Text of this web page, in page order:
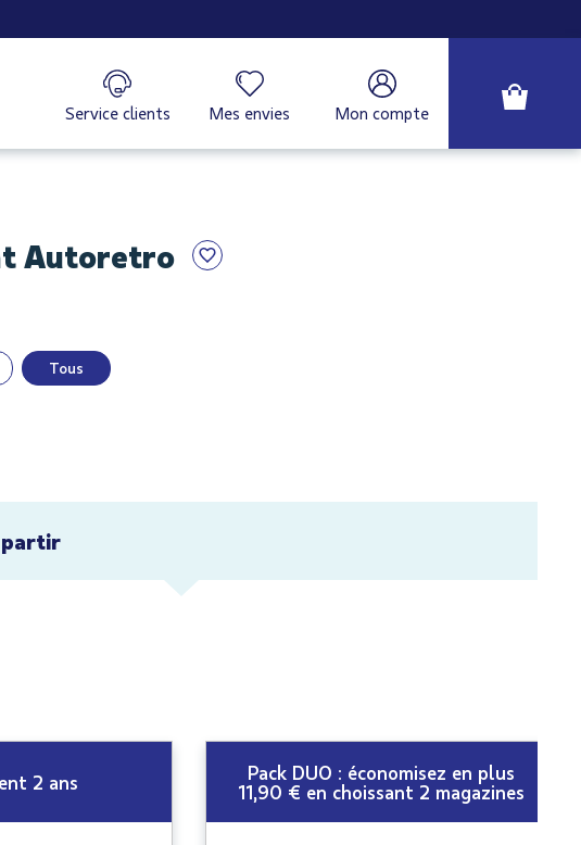
Service clients Mes envies Mon compte
Autoretro
Tous
partir
2 ans
Pack DUO : économisez en plus
11,90 € en choissant 2 magazines